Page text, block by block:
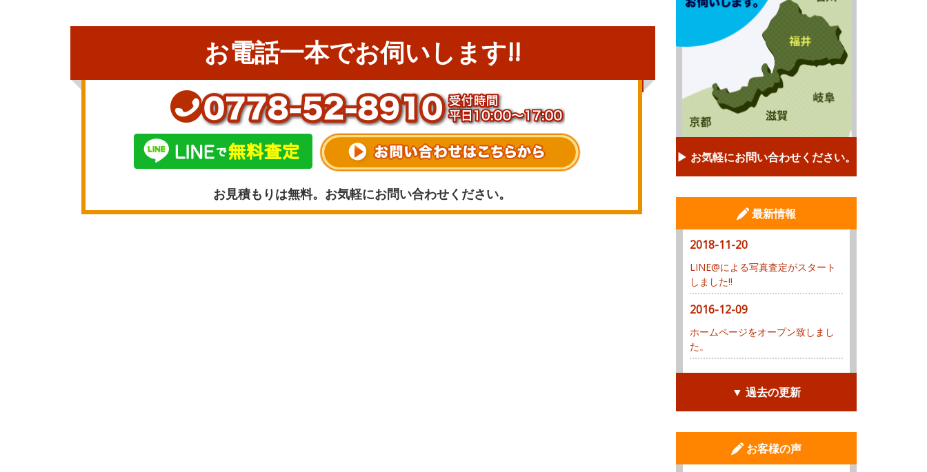
お電話一本でお伺いします!!
お見積もりは無料。お気軽にお問い合わせください。
▶︎ お気軽にお問い合わせください。
最新情報
2018-11-20
LINE@による写真査定がスタート
しました!!
2016-12-09
ホームページをオープン致しまし
た。
▼ 過去の更新
お客様の声